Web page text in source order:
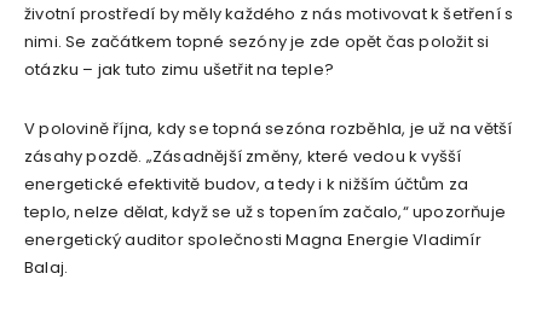
životní prostředí by měly každého z nás motivovat k šetření s
nimi. Se začátkem topné sezóny je zde opět čas položit si
otázku – jak tuto zimu ušetřit na teple?
V polovině října, kdy se topná sezóna rozběhla, je už na větší
zásahy pozdě. „Zásadnější změny, které vedou k vyšší
energetické efektivitě budov, a tedy i k nižším účtům za
teplo, nelze dělat, když se už s topením začalo,“ upozorňuje
energetický auditor společnosti Magna Energie Vladimír
Balaj.